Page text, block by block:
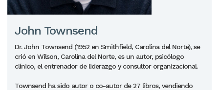
John Townsend
Dr. John Townsend (1952 en Smithfield, Carolina del Norte), se
crió en Wilson, Carolina del Norte, es un autor, psicólogo
clínico, el entrenador de liderazgo y consultor organizacional.
Townsend ha sido autor o co-autor de 27 libros, vendiendo